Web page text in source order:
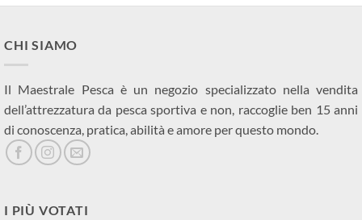
CHI SIAMO
Il Maestrale Pesca è un negozio specializzato nella vendita
dell’attrezzatura da pesca sportiva e non, raccoglie ben 15 anni
di conoscenza, pratica, abilità e amore per questo mondo.
I PIÙ VOTATI